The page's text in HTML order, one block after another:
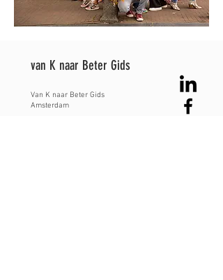
van K naar Beter Gids
Van K naar Beter ​ Gids
Amsterdam